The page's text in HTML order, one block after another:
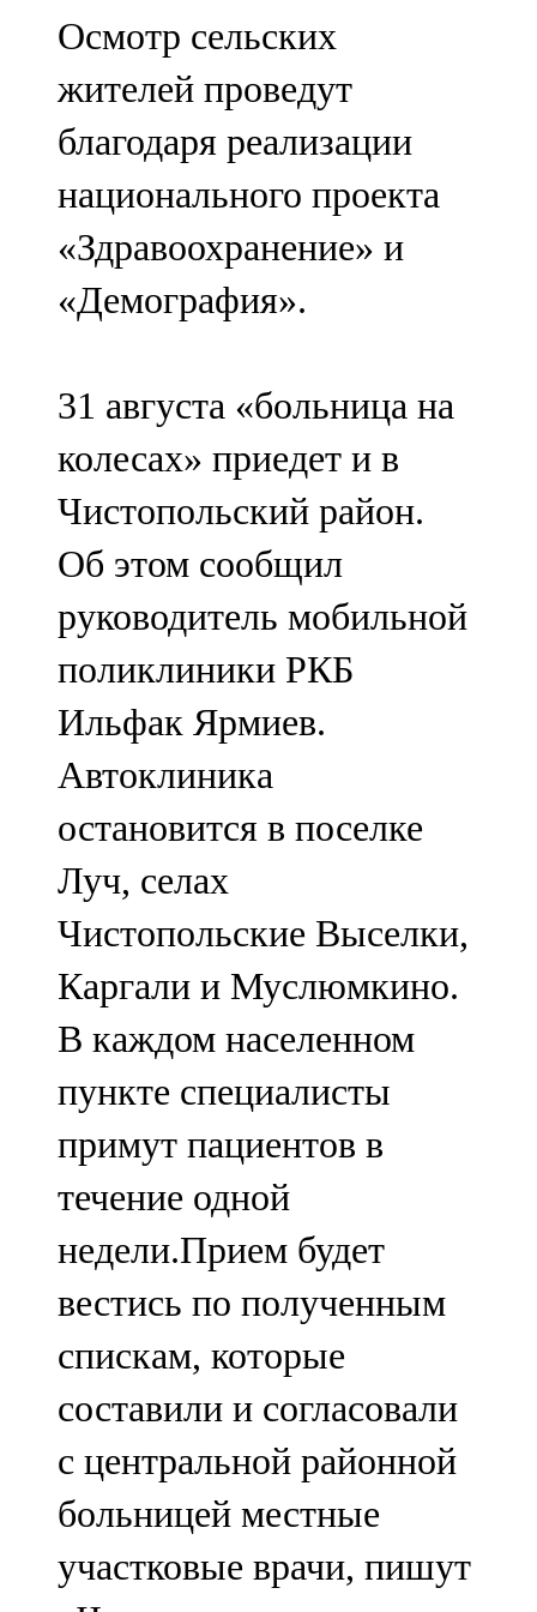
106,2 FM
Минзәлә
107,3 FM
Мөслим
100,0 FM
Нурлат
Олы Әтнә
71,42 FM
Сарман
107,8 FM
Теләче
106,1 FM
Түбән Кама
102,6 FM
Чирмешән
107,7 FM
Чистай
103,0 FM
Чүпрәле
91,0 FM
Шәмәрдән
102,3 FM
Яңа чишмә
107,0 FM
Яр Чаллы
105,5 FM
Осмотр сельских
жителей проведут
благодаря реализации
национального проекта
«Здравоохранение» и
«Демография».
31 августа «больница на
колесах» приедет и в
Чистопольский район.
Об этом сообщил
руководитель мобильной
поликлиники РКБ
Ильфак Ярмиев.
Автоклиника
остановится в поселке
Луч, селах
Чистопольские Выселки,
Каргали и Муслюмкино.
В каждом населенном
пункте специалисты
примут пациентов в
течение одной
недели.Прием будет
вестись по полученным
спискам, которые
составили и согласовали
с центральной районной
больницей местные
участковые врачи, пишут